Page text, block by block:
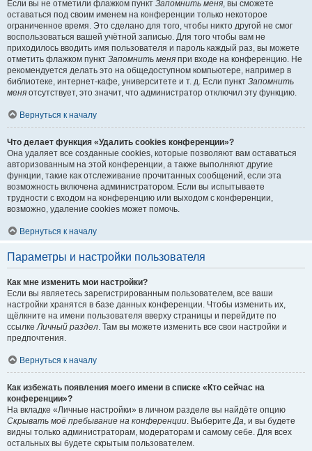
Если вы не отметили флажком пункт Запомнить меня, вы сможете
оставаться под своим именем на конференции только некоторое
ограниченное время. Это сделано для того, чтобы никто другой не смог
воспользоваться вашей учётной записью. Для того чтобы вам не
приходилось вводить имя пользователя и пароль каждый раз, вы можете
отметить флажком пункт Запомнить меня при входе на конференцию. Не
рекомендуется делать это на общедоступном компьютере, например в
библиотеке, интернет-кафе, университете и т. д. Если пункт Запомнить
меня отсутствует, это значит, что администратор отключил эту функцию.
Вернуться к началу
Что делает функция «Удалить cookies конференции»?
Она удаляет все созданные cookies, которые позволяют вам оставаться
авторизованным на этой конференции, а также выполняют другие
функции, такие как отслеживание прочитанных сообщений, если эта
возможность включена администратором. Если вы испытываете
трудности с входом на конференцию или выходом с конференции,
возможно, удаление cookies может помочь.
Вернуться к началу
Параметры и настройки пользователя
Как мне изменить мои настройки?
Если вы являетесь зарегистрированным пользователем, все ваши
настройки хранятся в базе данных конференции. Чтобы изменить их,
щёлкните на имени пользователя вверху страницы и перейдите по
ссылкеЛичный раздел. Там вы можете изменить все свои настройки и
предпочтения.
Вернуться к началу
Как избежать появления моего имени в списке «Кто сейчас на
конференции»?
На вкладке «Личные настройки» в личном разделе вы найдёте опцию
Скрывать моё пребывание на конференции. ВыберитеДа, и вы будете
видны только администраторам, модераторам и самому себе. Для всех
остальных вы будете скрытым пользователем.